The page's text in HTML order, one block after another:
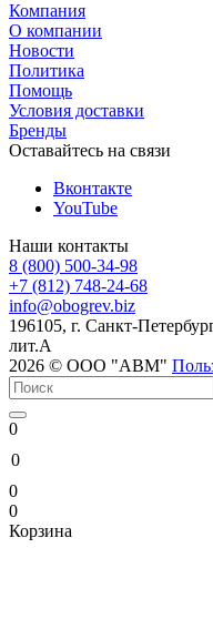
Компания
О компании
Новости
Политика
Помощь
Условия доставки
Бренды
Оставайтесь на связи
Вконтакте
YouTube
Наши контакты
8 (800) 500-34-98
+7 (812) 748-24-68
info@obogrev.biz
196105, г. Санкт-
лит.А
2026 © ООО "АВМ"
0
0
0
0
Корзина